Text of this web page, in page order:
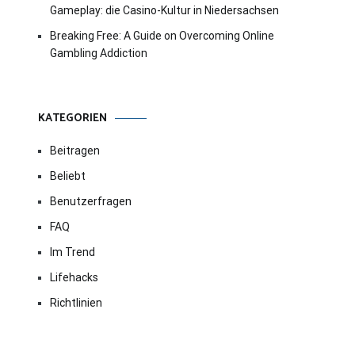
Gameplay: die Casino-Kultur in Niedersachsen
Breaking Free: A Guide on Overcoming Online
Gambling Addiction
KATEGORIEN
Beitragen
Beliebt
Benutzerfragen
FAQ
Im Trend
Lifehacks
Richtlinien